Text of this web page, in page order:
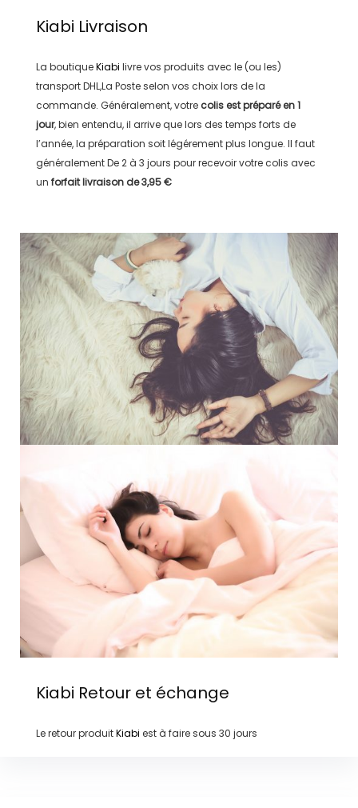
Kiabi Livraison
La boutiqueKiabi livre vos produits avec le (ou les)
transportDHL,La Posteselon vos choix lors de la
commande. Généralement, votre colis est préparé en1
jour, bien entendu, il arrive que lors des temps forts de
l’année, la préparation soit légérement plus longue. Il faut
généralementDe 2 à 3 jours pour recevoir votre colis avec
un forfait livraison de3,95 €
Kiabi Retour et échange
Le retour produitKiabi est à faire sous 30 jours